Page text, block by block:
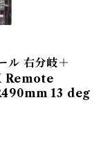
ル 右分岐＋
Remote
13 deg